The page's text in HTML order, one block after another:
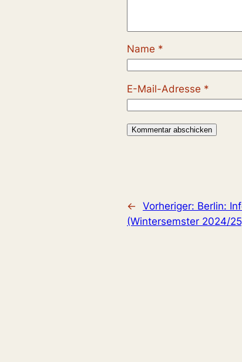
Name *
E-Mail-Adresse *
← Vorheriger: Berlin:
(Wintersemster 2024/